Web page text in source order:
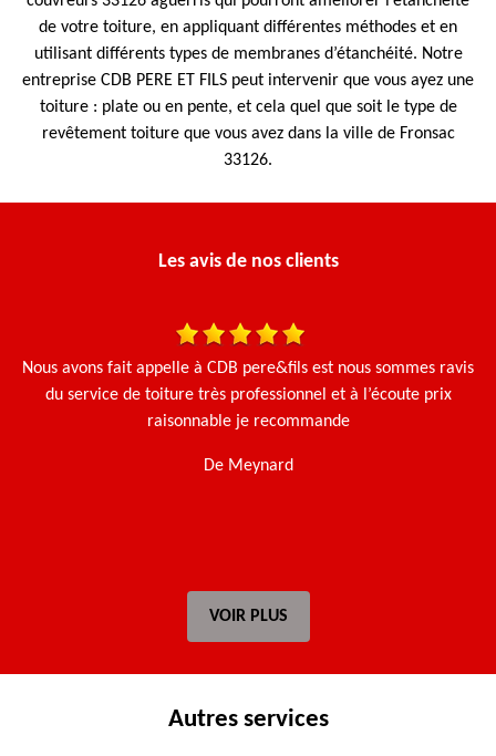
de votre toiture, en appliquant différentes méthodes et en
utilisant différents types de membranes d’étanchéité. Notre
entreprise CDB PERE ET FILS peut intervenir que vous ayez une
toiture : plate ou en pente, et cela quel que soit le type de
revêtement toiture que vous avez dans la ville de Fronsac
33126.
Les avis de nos clients
Nous avons fait appelle à CDB pere&fils est nous sommes ravis
du service de toiture très professionnel et à l’écoute prix
raisonnable je recommande
De Meynard
VOIR PLUS
Autres services